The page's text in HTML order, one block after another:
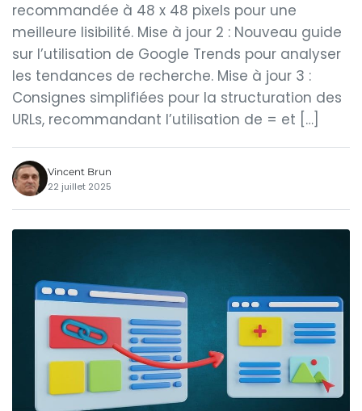
recommandée à 48 x 48 pixels pour une
meilleure lisibilité. Mise à jour 2 : Nouveau guide
sur l’utilisation de Google Trends pour analyser
les tendances de recherche. Mise à jour 3 :
Consignes simplifiées pour la structuration des
URLs, recommandant l’utilisation de = et […]
Vincent Brun
22 juillet 2025